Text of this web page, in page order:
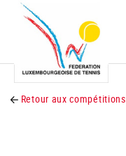
Retour aux compétitions